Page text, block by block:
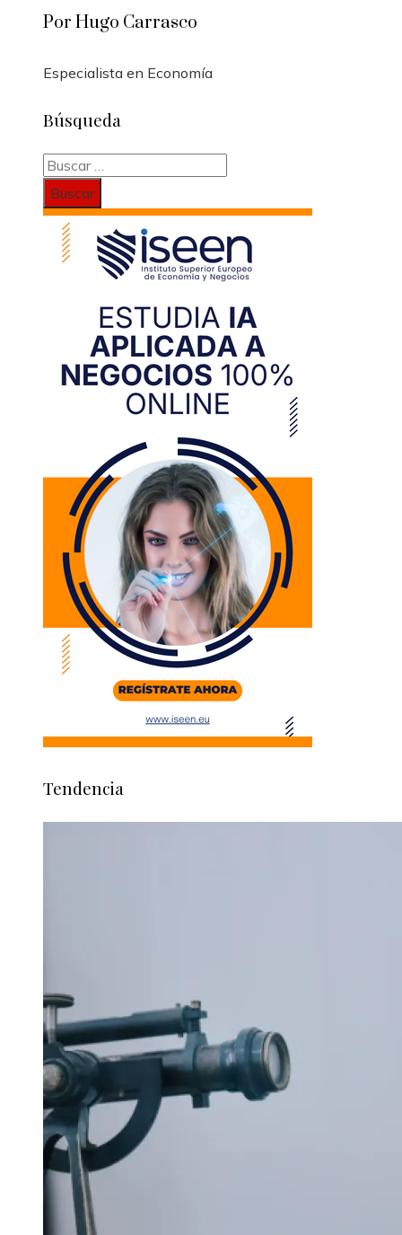
Por Hugo Carrasco
Especialista en Economía
Búsqueda
Buscar:
Tendencia